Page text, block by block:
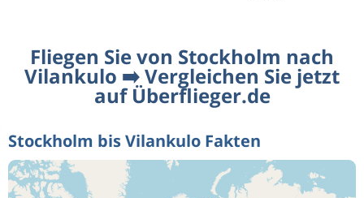
Fliegen Sie von Stockholm nach
Vilankulo ➡️ Vergleichen Sie jetzt
auf Überflieger.de
Stockholm bis Vilankulo Fakten